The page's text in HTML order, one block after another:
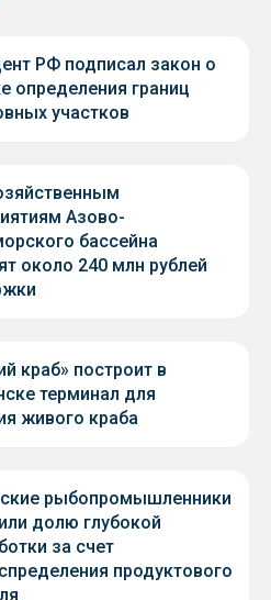
РФ подписал закон о
определения границ
участков
Азово-
бассейна
около 240 млн рублей
краб» построит в
терминал для
живого краба
рыбопромышленники
долю глубокой
за счет
продуктового